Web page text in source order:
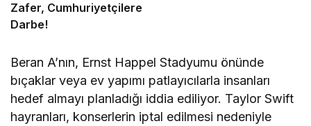
Zafer, Cumhuriyetçilere
Darbe!
Beran A’nın, Ernst Happel Stadyumu önünde
bıçaklar veya ev yapımı patlayıcılarla insanları
hedef almayı planladığı iddia ediliyor. Taylor Swift
hayranları, konserlerin iptal edilmesi nedeniyle